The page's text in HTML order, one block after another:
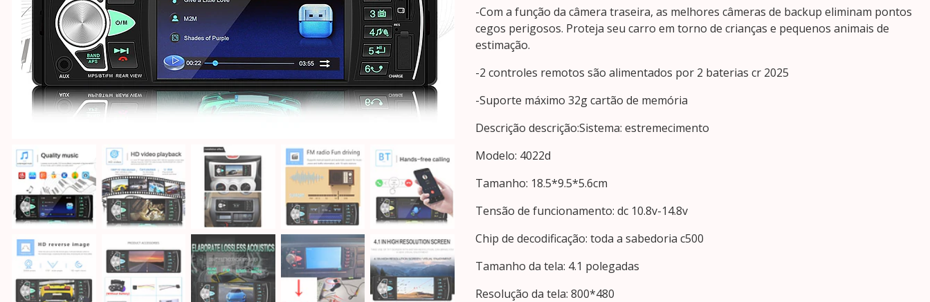
-Com a função da câmera traseira, as melhores câmeras de backup eliminam pontos
cegos perigosos. Proteja seu carro em torno de crianças e pequenos animais de
estimação.
-2 controles remotos são alimentados por 2 baterias cr 2025
-Suporte máximo 32g cartão de memória
Descrição descrição:Sistema: estremecimento
Modelo: 4022d
Tamanho: 18.5*9.5*5.6cm
Tensão de funcionamento: dc 10.8v-14.8v
Chip de decodificação: toda a sabedoria c500
Tamanho da tela: 4.1 polegadas
Resolução da tela: 800*480